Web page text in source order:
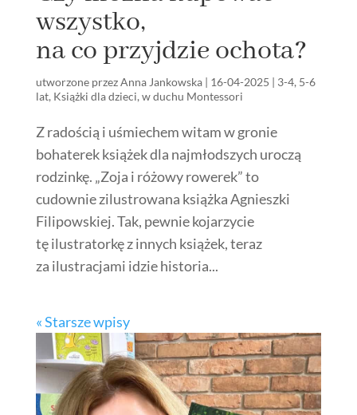
wszystko,
na co przyjdzie ochota?
utworzone przezAnna Jankowska| 16-04-2025 | 3-4, 5-6
lat, Książki dla dzieci, w duchu Montessori
Z radością i uśmiechem witam w gronie
bohaterek książek dla najmłodszych uroczą
rodzinkę. „Zoja i różowy rowerek” to
cudownie zilustrowana książka Agnieszki
Filipowskiej. Tak, pewnie kojarzycie
tę ilustratorkę z innych książek, teraz
za ilustracjami idzie historia...
« Starsze wpisy